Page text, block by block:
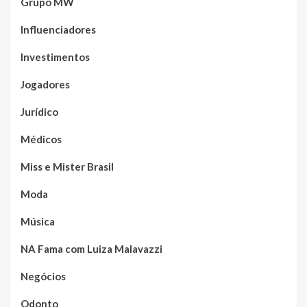
Influenciadores
Investimentos
Jogadores
Jurídico
Médicos
Miss e Mister Brasil
Moda
Música
NA Fama com Luiza Malavazzi
Negócios
Odonto